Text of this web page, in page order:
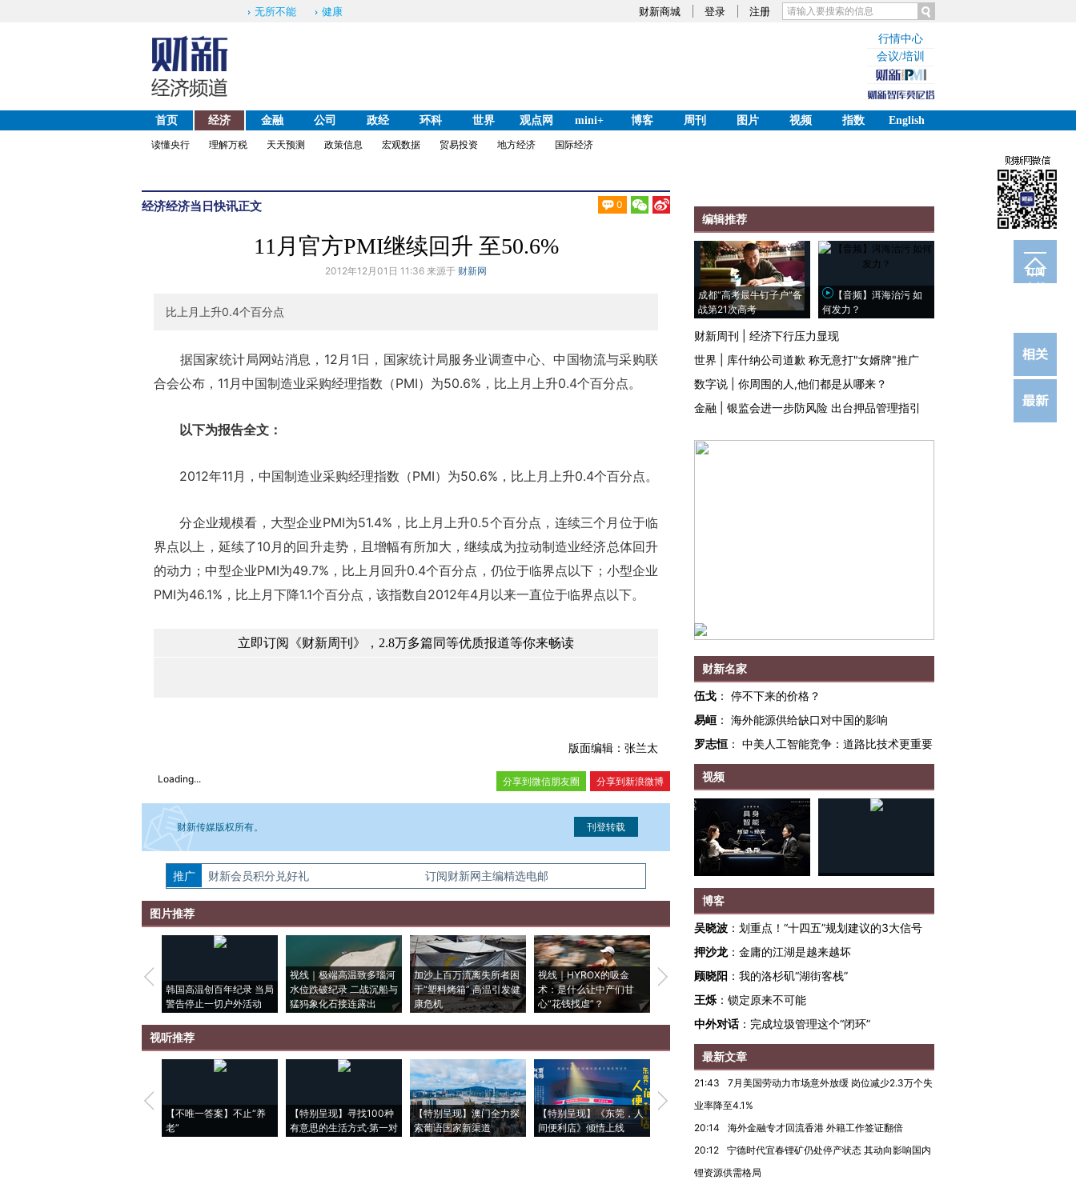
财新商城 登录 注册
无所不能 健康
行情中心
会议/培训
首页 经济 金融 公司 政经 环科 世界 观点网 mini+ 博客 周刊 图片 视频 指数
English
读懂央行
理解万税 天天预测 政策信息 宏观数据 贸易投资 地方经济 国际经济
经济经济当日快讯正文 0
订阅
电邮
11月官方PMI继续回升 至50.6%
2012年12月01日 11:36 来源于 财新网
比上月上升0.4个百分点
据国家统计局网站消息，12月1日，国家统计局服务业调查中心、中国物流与采购联
合会公布，11月中国制造业采购经理指数（PMI）为50.6%，比上月上升0.4个百分点。
以下为报告全文：
2012年11月，中国制造业采购经理指数（PMI）为50.6%，比上月上升0.4个百分点。
分企业规模看，大型企业PMI为51.4%，比上月上升0.5个百分点，连续三个月位于临
界点以上，延续了10月的回升走势，且增幅有所加大，继续成为拉动制造业经济总体回升
的动力；中型企业PMI为49.7%，比上月回升0.4个百分点，仍位于临界点以下；小型企业
PMI为46.1%，比上月下降1.1个百分点，该指数自2012年4月以来一直位于临界点以下。
立即订阅《财新周刊》，2.8万多篇同等优质报道等你来畅读
版面编辑：张兰太
Loading... 分享到新浪微博
分享到微信朋友圈
财新传媒版权所有。
如需刊登转载请点击右侧按钮，提交相关信息。经确认即可刊登转载。
推广 财新会员积分兑好礼 订阅财新网主编精选电邮
图片推荐
韩国高温创百年纪录 当局
警告停止一切户外活动
视线｜极端高温致多瑙河
水位跌破纪录 二战沉船与
猛犸象化石接连露出
加沙上百万流离失所者困
于“塑料烤箱” 高温引发健
康危机
视线｜HYROX的吸金
术：是什么让中产们甘
心“花钱找虐”？
马航飞行员跨国走私7万
视线｜被称为“蟑螂”的印
育部长拱下台
视听推荐
【不唯一答案】不止“养
老”
【特别呈现】寻找100种
有意思的生活方式·第一对
【特别呈现】澳门全力探
索葡语国家新渠道
【特别呈现】《东莞，人
间便利店》倾情上线
【推广】走进第四届链博
会，让数智科技“链”接产
有意思的生活方式·第三对
编辑推荐
成都“高考最牛钉子户”备
战第21次高考
【音频】洱海治污 如
何发力？
财新周刊
经济下行压力显现
世界
库什纳公司道歉 称无意打"女婿牌"推广
数字说
你周围的人,他们都是从哪来？
金融
银监会进一步防风险 出台押品管理指引
财新名家
伍戈 ： 停不下来的价格？
易峘 ： 海外能源供给缺口对中国的影响
罗志恒 ： 中美人工智能竞争：道路比技术更重要
视频
博客
吴晓波 ： 划重点！“十四五”规划建议的3大信号
押沙龙 ： 金庸的江湖是越来越坏
顾晓阳 ： 我的洛杉矶“湖街客栈”
王烁 ： 锁定原来不可能
中外对话： 完成垃圾管理这个“闭环”
最新文章
21:43
7月美国劳动力市场意外放缓 岗位减少2.3万个失
业率降至4.1%
20:14
海外金融专才回流香港 外籍工作签证翻倍
20:12
宁德时代宜春锂矿仍处停产状态 其动向影响国内
锂资源供需格局